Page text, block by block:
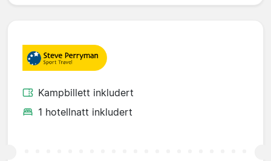
Kampbillett inkludert
1 hotellnatt inkludert